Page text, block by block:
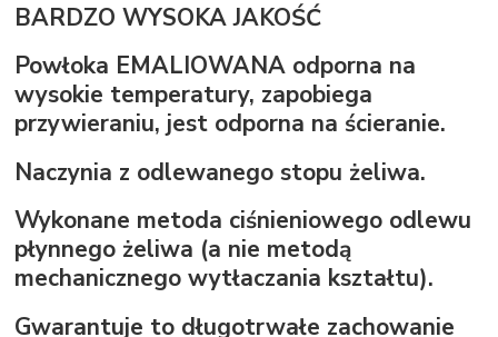
BARDZO WYSOKA JAKOŚĆ
Powłoka EMALIOWANA odporna na
wysokie temperatury, zapobiega
przywieraniu, jest odporna na ścieranie.
Naczynia z odlewanego stopu żeliwa.
Wykonane metoda ciśnieniowego odlewu
płynnego żeliwa (a nie metodą
mechanicznego wytłaczania kształtu).
Gwarantuje to długotrwałe zachowanie